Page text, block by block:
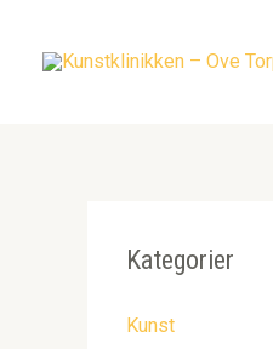
Kategorier
Kunst